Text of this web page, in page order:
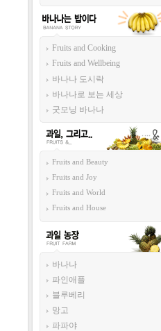
바나나는 밥이다
Fruits and Cooking
Fruits and Wellbeing
바나나 도시락
바나나로 보는 세상
굿모닝 바나나
과일 그리고...
Fruits and Beauty
Fruits and Joy
Fruits and World
Fruits and House
과일 농장
바나나
파인애플
블루베리
망고
파파야